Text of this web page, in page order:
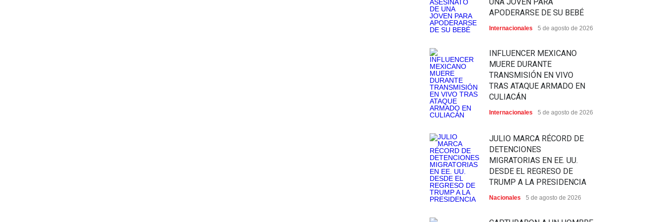
APODERARSE DE SU BEBÉ
Internacionales 5 de agosto de 2026
INFLUENCER MEXICANO
MUERE DURANTE
TRANSMISIÓN EN VIVO
TRAS ATAQUE ARMADO EN
CULIACÁN
Internacionales 5 de agosto de 2026
JULIO MARCA RÉCORD DE
DETENCIONES
MIGRATORIAS EN EE. UU.
DESDE EL REGRESO DE
TRUMP A LA PRESIDENCIA
Nacionales 5 de agosto de 2026